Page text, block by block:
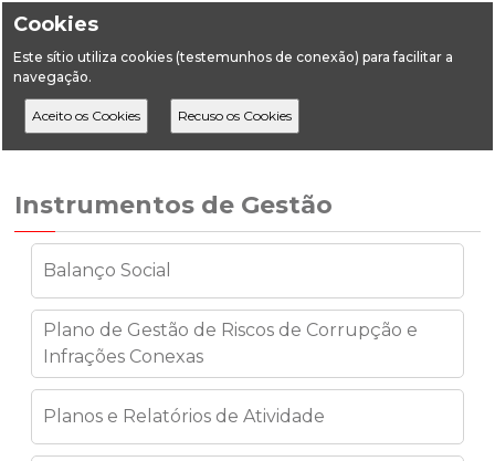
Cookies
Este sítio utiliza cookies (testemunhos de conexão) para facilitar a
navegação.
HomeA DGEG Instrumentos de Gestão Subvenções públicas
Instrumentos de Gestão
Balanço Social
Plano de Gestão de Riscos de Corrupção e
Infrações Conexas
Planos e Relatórios de Atividade